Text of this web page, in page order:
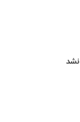
نشد